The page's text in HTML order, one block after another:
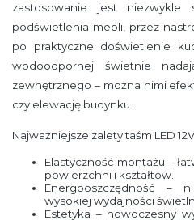
zastosowanie jest
podświetlenia mebli, przez
po praktyczne doświetlenie
wodoodpornej świetnie
zewnętrznego – można nimi
czy elewację budynku.
Najważniejsze zalety taśm LED
Elastyczność montażu –
powierzchni i kształtów.
Energooszczędność –
wysokiej wydajności
Estetyka – nowoczesny